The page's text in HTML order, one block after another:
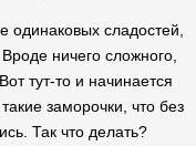
одинаковых сладостей,
ничего сложного,
тут-то и начинается
заморочки, что без
Так что делать?